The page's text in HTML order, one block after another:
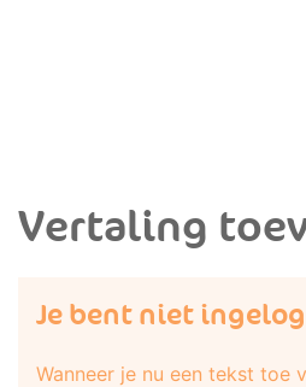
Vertaling
Je bent niet
Wanneer je nu een tekst toe